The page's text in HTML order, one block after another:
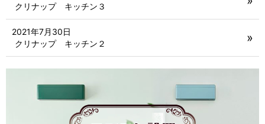
クリナップ キッチン３
クリナップ キッチン２
2021年7月30日